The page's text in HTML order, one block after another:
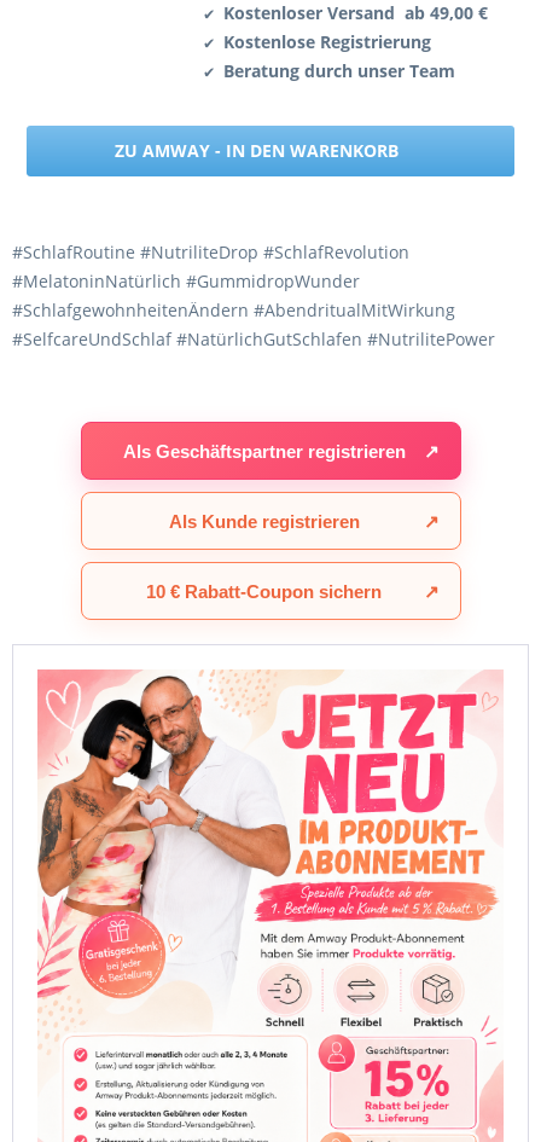
✔ Kostenloser Versand ab 49,00 €
✔ Kostenlose Registrierung
✔ Beratung durch unser Team
ZU AMWAY - IN DEN WARENKORB
#SchlafRoutine #NutriliteDrop #SchlafRevolution
#MelatoninNatürlich #GummidropWunder
#SchlafgewohnheitenÄndern #AbendritualMitWirkung
#SelfcareUndSchlaf #NatürlichGutSchlafen #NutrilitePower
Als Geschäftspartner registrieren ↗
Als Kunde registrieren ↗
10 € Rabatt-Coupon sichern ↗